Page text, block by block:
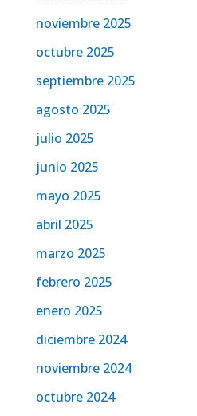
noviembre 2025
octubre 2025
septiembre 2025
agosto 2025
julio 2025
junio 2025
mayo 2025
abril 2025
marzo 2025
febrero 2025
enero 2025
diciembre 2024
noviembre 2024
octubre 2024